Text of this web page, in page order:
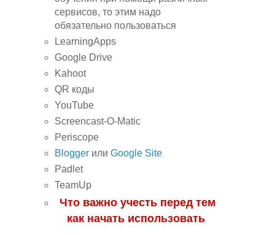
сервисов, то этим надо
обязательно пользоваться
LearningApps
Google Drive
Kahoot
QR коды
YouTube
Screenсast-O-Matic
Periscope
Blogger илиGoogle Site
Padlet
TeamUp
Что важно учесть перед тем
как начать использовать